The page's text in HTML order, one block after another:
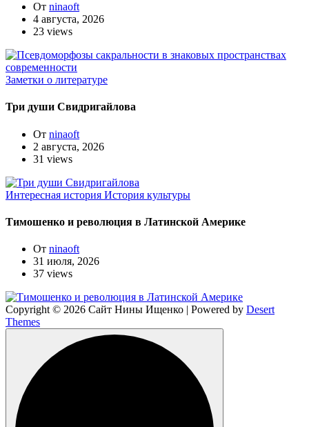
От ninaoft
4 августа, 2026
23 views
Заметки о литературе
Три души Свидригайлова
От ninaoft
2 августа, 2026
31 views
Интересная история История культуры
Тимошенко и революция в Латинской Америке
От ninaoft
31 июля, 2026
37 views
Copyright © 2026 Сайт Нины Ищенко | Powered by Desert
Themes